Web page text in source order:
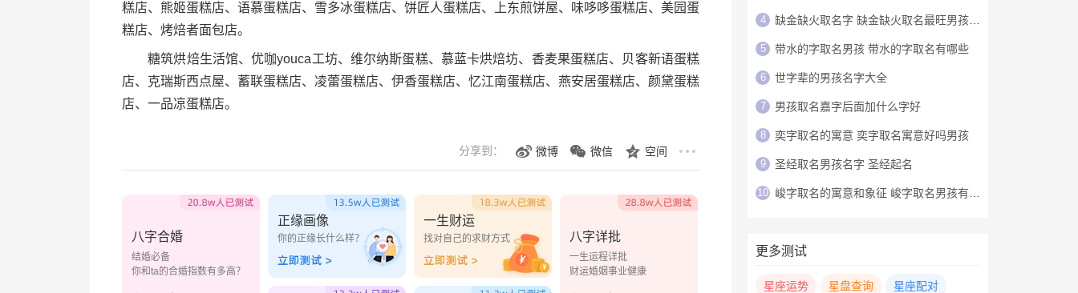
糕店、熊姬蛋糕店、语慕蛋糕店、雪多冰蛋糕店、饼匠人蛋糕店、上东煎饼屋、味哆哆蛋糕店、美园蛋
糕店、烤焙者面包店。
糖筑烘焙生活馆、优咖youca工坊、维尔纳斯蛋糕、慕蓝卡烘焙坊、香麦果蛋糕店、贝客新语蛋糕
店、克瑞斯西点屋、蓄联蛋糕店、凌蕾蛋糕店、伊香蛋糕店、忆江南蛋糕店、燕安居蛋糕店、颜黛蛋糕
店、一品凉蛋糕店。
分享到： 微博 微信 空间
八字合婚
结婚必备
你和ta的合婚指数有多高？
正缘画像
你的正缘长什么样？
一生财运
找对自己的求财方式 八字详批
一生运程详批
财运婚姻事业健康
4 缺金缺火取名字 缺金缺火取名最旺男孩名字
5 带水的字取名男孩 带水的字取名有哪些
6 世字辈的男孩名字大全
7 男孩取名嘉字后面加什么字好
8 奕字取名的寓意 奕字取名寓意好吗男孩
9 圣经取名男孩名字 圣经起名
10 峻字取名的寓意和象征 峻字取名男孩有寓意
更多测试
星座运势 星盘查询 星座配对